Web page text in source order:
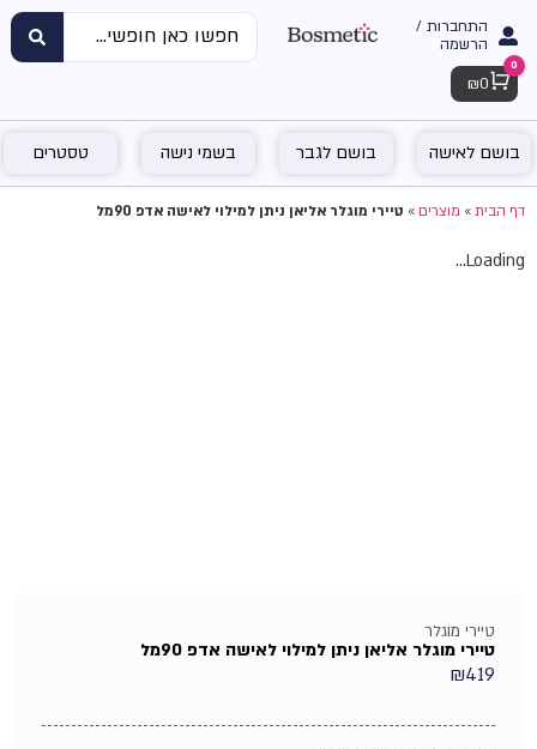
התחברות /
הרשמה
Cart
0
₪ 0
בושם לאישה בושם לגבר בשמי נישה טסטרים
דף הבית»מוצרים»טיירי מוגלר אליאן ניתן למילוי לאישה אדפ 90מל
Loading...
טיירי מוגלר
טיירי מוגלר אליאן ניתן למילוי לאישה אדפ 90מל
₪419